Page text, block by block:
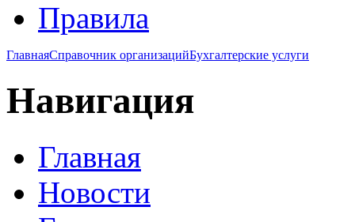
Правила
ГлавнаяСправочник организацийБухгалтерские услуги
Навигация
Главная
Новости